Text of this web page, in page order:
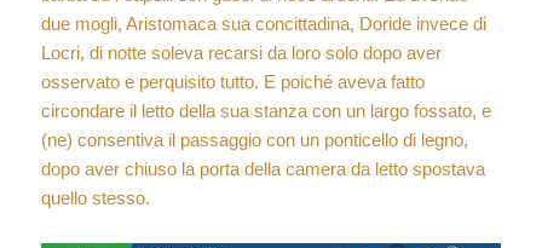
due mogli, Aristomaca sua concittadina, Doride invece di
Locri, di notte soleva recarsi da loro solo dopo aver
osservato e perquisito tutto. E poiché aveva fatto
circondare il letto della sua stanza con un largo fossato, e
(ne) consentiva il passaggio con un ponticello di legno,
dopo aver chiuso la porta della camera da letto spostava
quello stesso.